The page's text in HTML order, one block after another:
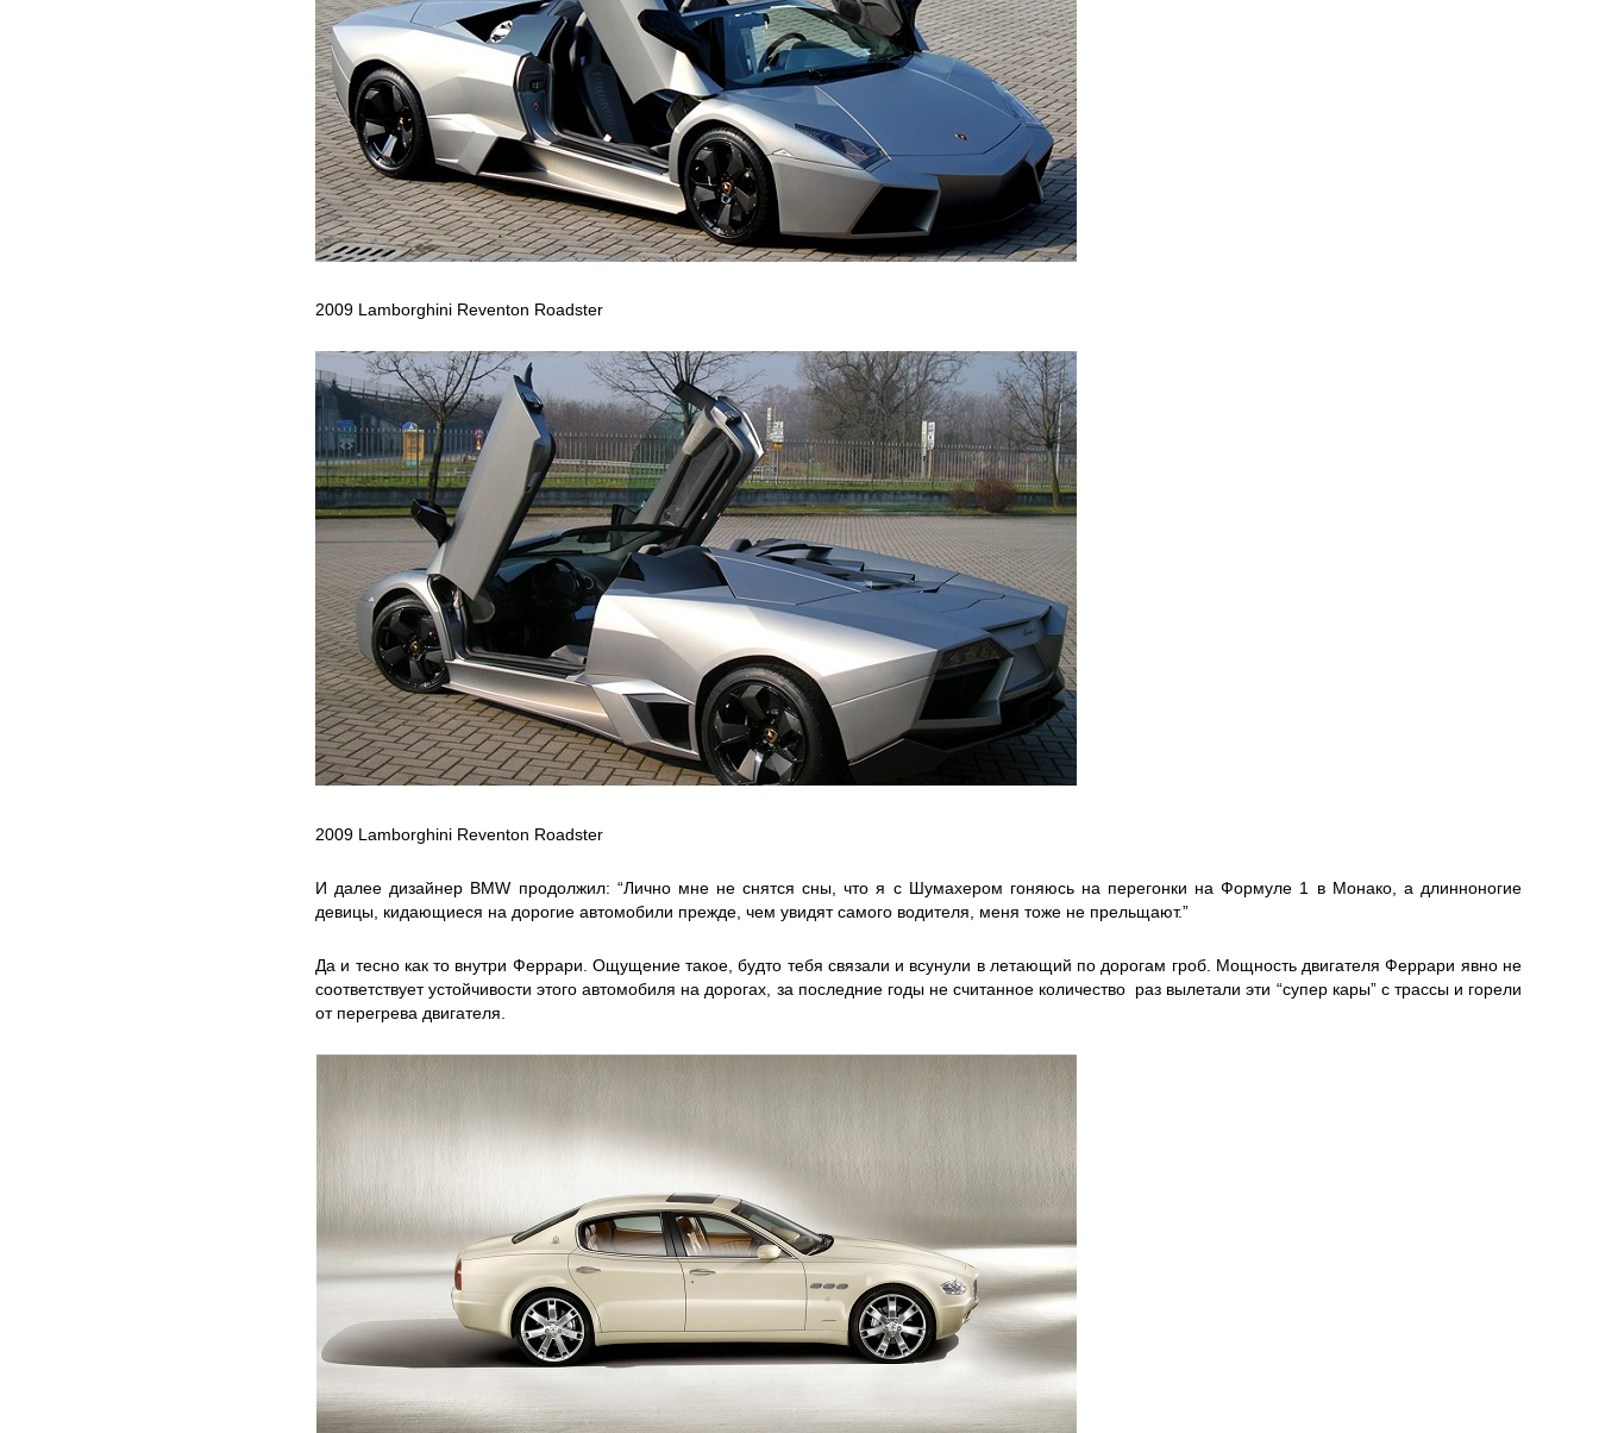
2009 Lamborghini Reventon Roadster
2009 Lamborghini Reventon Roadster
И далее дизайнер BMW продолжил: “Лично мне не снятся сны, что я с Шумахером гоняюсь на перегонки на Формуле 1 в Монако, а длинноногие
девицы, кидающиеся на дорогие автомобили прежде, чем увидят самого водителя, меня тоже не прельщают.”
Да и тесно как то внутри Феррари. Ощущение такое, будто тебя связали и всунули в летающий по дорогам гроб. Мощность двигателя Феррари явно не
соответствует устойчивости этого автомобиля на дорогах, за последние годы не считанное количество раз вылетали эти “супер кары” с трассы и горели
от перегрева двигателя.